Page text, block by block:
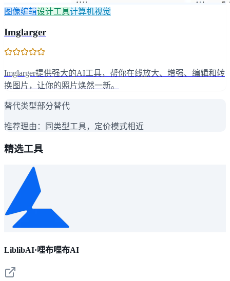
图像编辑设计工具计算机视觉
Imglarger
Imglarger提供强大的AI工具，帮你在线放大、增强、编辑和转
换图片，让你的照片焕然一新。
替代类型部分替代
推荐理由： 同类型工具，定价模式相近
精选工具
LiblibAI·哩布哩布AI